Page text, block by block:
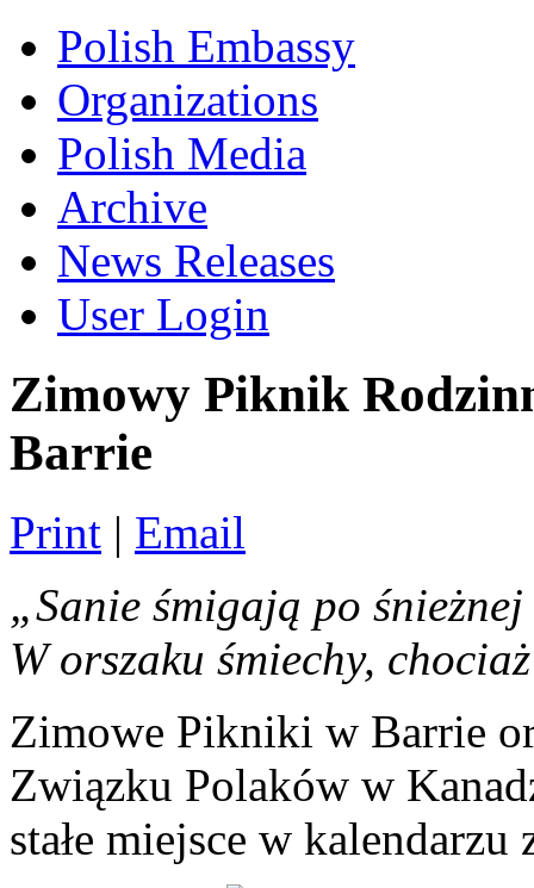
Polish Embassy
Organizations
Polish Media
Archive
News Releases
User Login
Zimowy Piknik
Barrie
Print | Email
„Sanie śmigają po
W orszaku śmiechy,
Zimowe Pikniki w Barrie
Związku Polaków w
stałe miejsce w